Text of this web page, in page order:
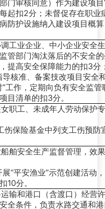
门审核同意）作为建设项
起扣2分；未督促存在职业
防护设施纳入建设项目概
工业企业、中小企业安全
管部门淘汰落后的不安全
提高安全保障能力的扣3分
核准、备案技改项目安全
工作，定期向负有安全监管
目清单的扣3分。
职工、未成年人劳动保护
保险基金中列支工伤预防
舶安全生产监督管理，效
“平安渔业”示范创建活动
10分。
输和港口（含渡口）经营
全条件，负责水路交通和